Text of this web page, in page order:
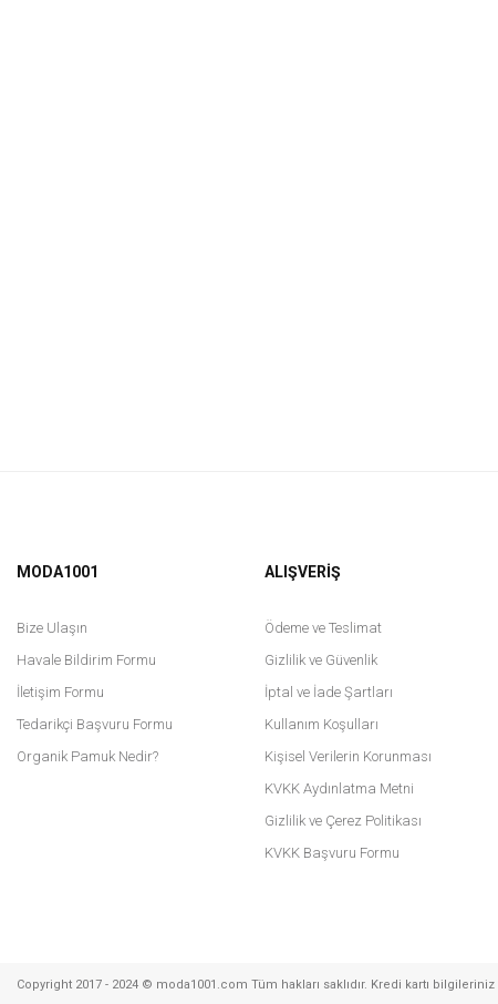
Quzu
Quzu Balon Fit Pantolon - Siyah
1.399,95 TL
MODA1001
Bize Ulaşın
Havale Bildirim Formu
İletişim Formu
Tedarikçi Başvuru Formu
Organik Pamuk Nedir?
ALIŞVERİŞ
Ödeme ve Teslimat
Gizlilik ve Güvenlik
İptal ve İade Şartları
Kullanım Koşulları
Kişisel Verilerin Korunması
KVKK Aydınlatma Metni
Gizlilik ve Çerez Politikası
KVKK Başvuru Formu
Copyright 2017 - 2024 © moda1001.com Tüm hakları saklıdır. Kredi kartı